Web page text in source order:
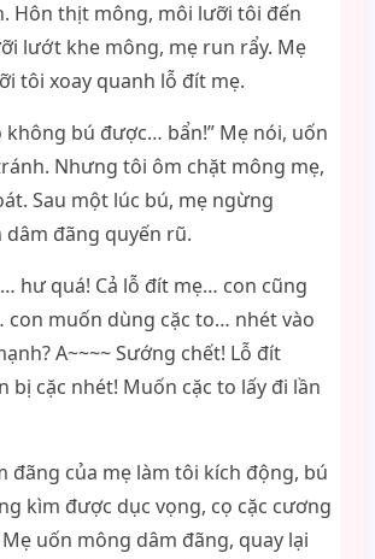
Hôn thịt mông, môi lưỡi tôi đến
lướt khe mông, mẹ run rẩy. Mẹ
tôi xoay quanh lỗ đít mẹ.
không bú được… bẩn!” Mẹ nói, uốn
Nhưng tôi ôm chặt mông mẹ,
Sau một lúc bú, mẹ ngừng
dâm đãng quyến rũ.
hư quá! Cả lỗ đít mẹ… con cũng
con muốn dùng cặc to… nhét vào
A~~~~ Sướng chết! Lỗ đít
cặc nhét! Muốn cặc to lấy đi lần
đãng của mẹ làm tôi kích động, bú
kìm được dục vọng, cọ cặc cương
uốn mông dâm đãng, quay lại